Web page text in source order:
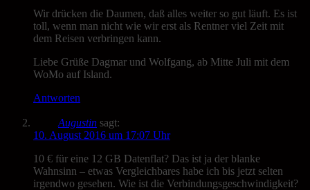
Wir drücken die Daumen, daß alles weiter so gut läuft. Es ist
toll, wenn man nicht wie wir erst als Rentner viel Zeit mit
dem Reisen verbringen kann.
Liebe Grüße Dagmar und Wolfgang, ab Mitte Juli mit dem
WoMo auf Island.
Antworten
Augustin sagt:
10. August 2016 um 17:07 Uhr
10 € für eine 12 GB Datenflat? Das ist ja der blanke
Wahnsinn – etwas Vergleichbares habe ich bis jetzt selten
irgendwo gesehen. Wie ist die Verbindungsgeschwindigkeit?